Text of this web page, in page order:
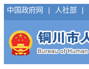
中国政府网 | 人社部 |